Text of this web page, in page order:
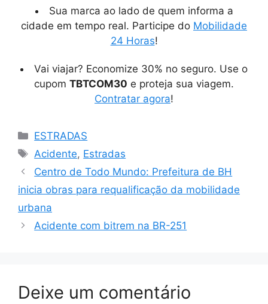
Sua marca ao lado de quem informa a
cidade em tempo real. Participe do Mobilidade
24 Horas!
Vai viajar? Economize 30% no seguro. Use o
cupom TBTCOM30 e proteja sua viagem.
Contratar agora!
Categorias
ESTRADAS
Tags
Acidente, Estradas
Centro de Todo Mundo: Prefeitura de BH
inicia obras para requalificação da mobilidade
urbana
Acidente com bitrem na BR-251
Deixe um comentário